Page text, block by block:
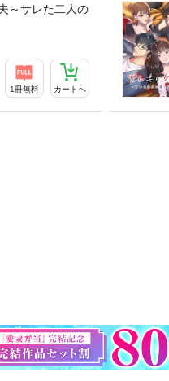
～サレた二人の
1冊無料 カートへ